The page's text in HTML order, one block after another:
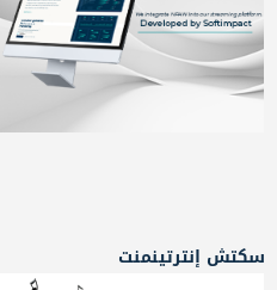
سكتش إنترتينمنت